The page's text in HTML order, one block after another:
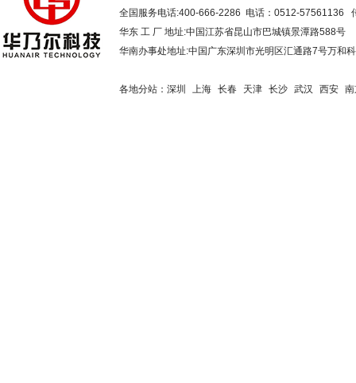
全国服务电话:400-666-2286 电话：0512-57561136
华东 工 厂 地址:中国江苏省昆山市巴城镇景
华南办事处地址:中国广东深圳市光明区汇通路7号万和
各地分站： 深圳 上海 长春 天津 长沙 武汉 西安